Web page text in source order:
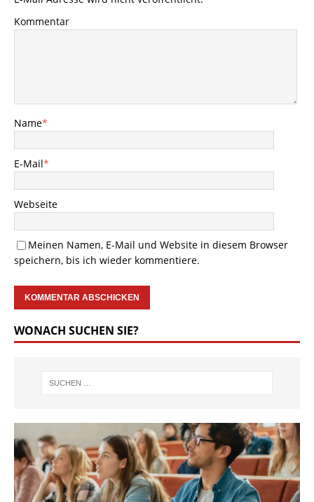
Kommentar
Name*
E-Mail*
Webseite
Meinen Namen, E-Mail und Website in diesem Browser
speichern, bis ich wieder kommentiere.
WONACH SUCHEN SIE?